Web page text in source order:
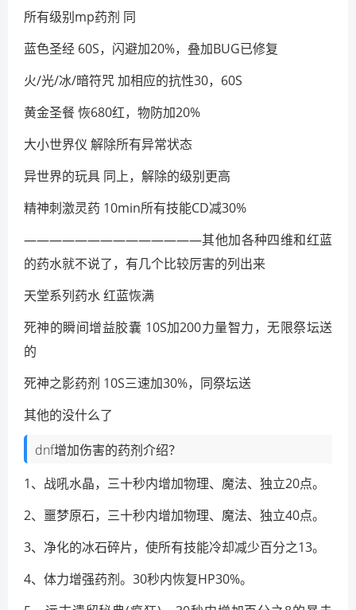
所有级别mp药剂 同
蓝色圣经 60S，闪避加20%，叠加BUG已修复
火/光/冰/暗符咒 加相应的抗性30，60S
黄金圣餐 恢680红，物防加20%
大小世界仪 解除所有异常状态
异世界的玩具 同上，解除的级别更高
精神刺激灵药 10min所有技能CD减30%
——————————————其他加各种四维和红蓝
的药水就不说了，有几个比较厉害的列出来
天堂系列药水 红蓝恢满
死神的瞬间增益胶囊 10S加200力量智力，无限祭坛送
的
死神之影药剂 10S三速加30%，同祭坛送
其他的没什么了
dnf增加伤害的药剂介绍？
1、战吼水晶，三十秒内增加物理、魔法、独立20点。
2、噩梦原石，三十秒内增加物理、魔法、独立40点。
3、净化的冰石碎片，使所有技能冷却减少百分之13。
4、体力增强药剂。30秒内恢复HP30%。